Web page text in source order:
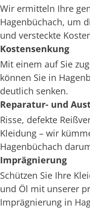
Wir ermitteln Ihre
Hagenbüchach, um
und versteckte
Kostensenkung
Mit einem auf Sie
können Sie in
deutlich senken.
Reparatur- und
Risse, defekte
Kleidung – wir
Hagenbüchach
Imprägnierung
Schützen Sie Ihre
und Öl mit unserer
Imprägnierung in